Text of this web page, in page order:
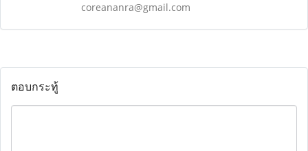
coreananra@gmail.com
ตอบกระทู้